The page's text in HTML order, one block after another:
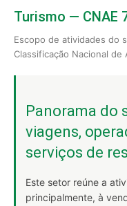
Turismo — CNAE
Escopo de atividades do
Classificação Nacional de
Panorama do
viagens,
serviços de
Este setor reúne a
principalmente, à